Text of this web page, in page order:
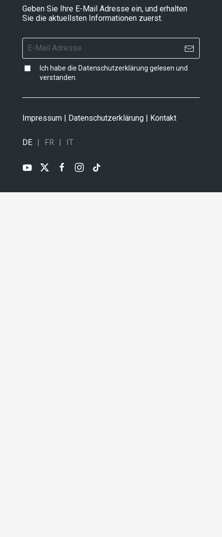
Geben Sie Ihre E-Mail Adresse ein, und erhalten
Sie die aktuellsten Informationen zuerst.
Ich habe die Datenschutzerklärung gelesen und
verstanden.
Impressum | Datenschutzerklärung | Kontakt
DE FR IT